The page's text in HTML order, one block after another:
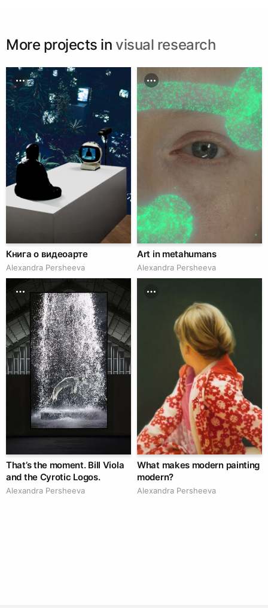
More projects in visual research
Книга о видеоарте
Alexandra Persheeva
Art in metahumans
Alexandra Persheeva
That’s the moment. Bill Viola
and the Cyrotic Logos.
Alexandra Persheeva
What makes modern painting
modern?
Alexandra Persheeva